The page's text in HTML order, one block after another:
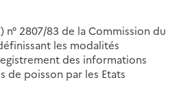
n° 2807/83 de la Commission du
les modalités
des informations
de poisson par les Etats